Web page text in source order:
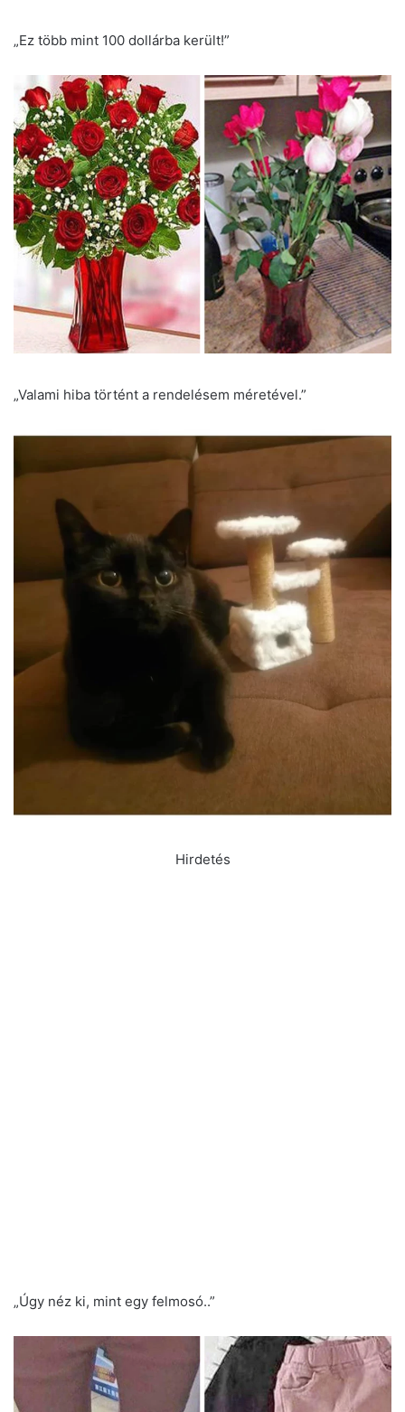
„Ez több mint 100 dollárba került!”
„Valami hiba történt a rendelésem méretével.”
Hirdetés
„Úgy néz ki, mint egy felmosó..”